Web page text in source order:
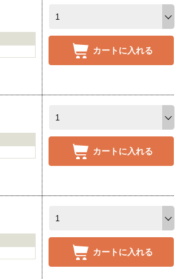
カートに入れる
カートに入れる
カートに入れる